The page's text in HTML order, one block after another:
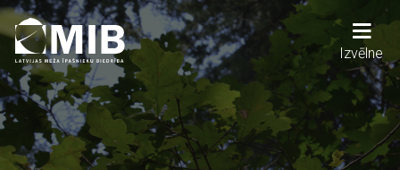
Pārlekt
galveno
saturu
Main
navigation
Izvēlne